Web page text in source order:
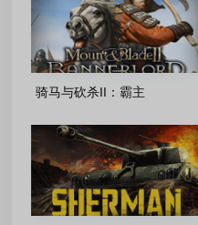
骑马与砍杀II：霸主
[v1.4.5.115026+DLC]-重制便
携版(2026.06.24)